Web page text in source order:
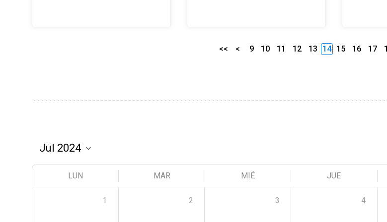
<< < 9 10 11 12 13 14 15 16 17
LUN MAR MIÉ JUE
1 2 3 4